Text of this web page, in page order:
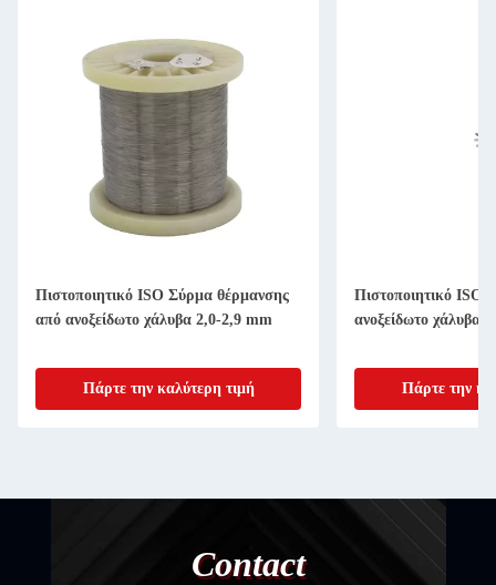
Πιστοποιητικό ISO Σύρμα θέρμανσης
από ανοξείδωτο χάλυβα 2,0-2,9 mm
Πάρτε την καλύτερη τιμή
Πιστοποιητικό ISO
ανοξείδωτο χάλυβα
Πάρτε την
Contact